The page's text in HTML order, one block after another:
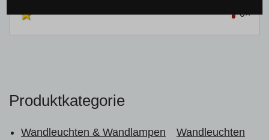
0×
Produktkategorie
Wandleuchten & Wandlampen
Wandleuchten